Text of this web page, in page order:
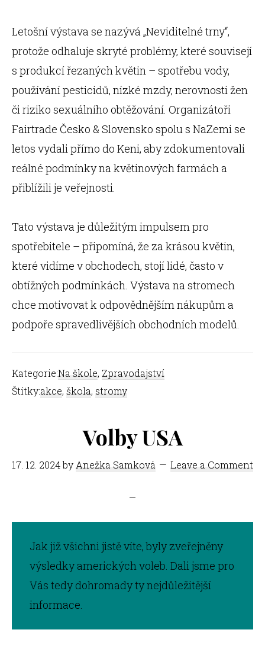
Letošní výstava se nazývá „Neviditelné trny“,
protože odhaluje skryté problémy, které souvisejí
s produkcí řezaných květin – spotřebu vody,
používání pesticidů, nízké mzdy, nerovnosti žen
či riziko sexuálního obtěžování. Organizátoři
Fairtrade Česko & Slovensko spolu s NaZemi se
letos vydali přímo do Keni, aby zdokumentovali
reálné podmínky na květinových farmách a
přiblížili je veřejnosti.
Tato výstava je důležitým impulsem pro
spotřebitele – připomíná, že za krásou květin,
které vidíme v obchodech, stojí lidé, často v
obtížných podmínkách. Výstava na stromech
chce motivovat k odpovědnějším nákupům a
podpoře spravedlivějších obchodních modelů.
Kategorie:Na škole, Zpravodajství
Štítky:akce, škola, stromy
Volby USA
17. 12. 2024by Anežka Samková Leave a Comment
Jak již všichni jistě víte, byly zveřejněny
výsledky amerických voleb. Dali jsme pro
Vás tedy dohromady ty nejdůležitější
informace.